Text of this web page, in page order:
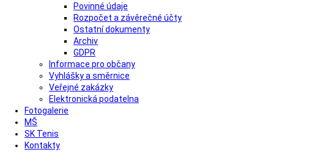
Povinné údaje
Rozpočet a závěrečné účty
Ostatní dokumenty
Archiv
GDPR
Informace pro občany
Vyhlášky a směrnice
Veřejné zakázky
Elektronická podatelna
Fotogalerie
MŠ
SK Tenis
Kontakty